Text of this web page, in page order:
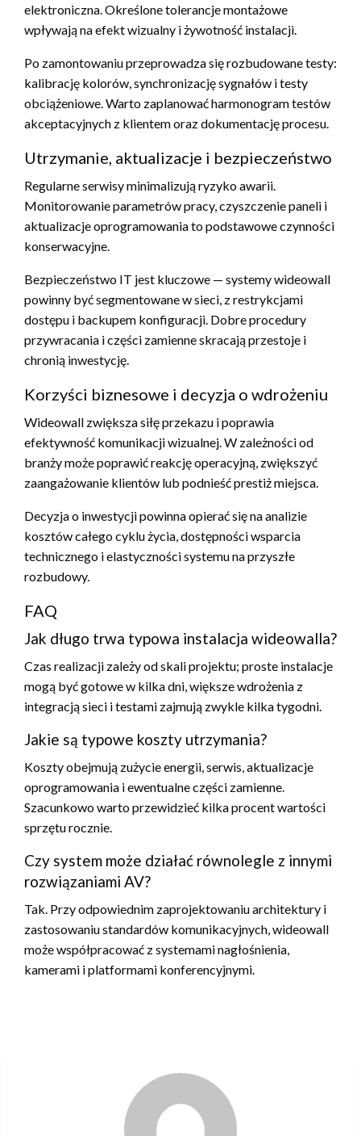
elektroniczna. Określone tolerancje montażowe
wpływają na efekt wizualny i żywotność instalacji.
Po zamontowaniu przeprowadza się rozbudowane testy:
kalibrację kolorów, synchronizację sygnałów i testy
obciążeniowe. Warto zaplanować harmonogram testów
akceptacyjnych z klientem oraz dokumentację procesu.
Utrzymanie, aktualizacje i bezpieczeństwo
Regularne serwisy minimalizują ryzyko awarii.
Monitorowanie parametrów pracy, czyszczenie paneli i
aktualizacje oprogramowania to podstawowe czynności
konserwacyjne.
Bezpieczeństwo IT jest kluczowe — systemy wideowall
powinny być segmentowane w sieci, z restrykcjami
dostępu i backupem konfiguracji. Dobre procedury
przywracania i części zamienne skracają przestoje i
chronią inwestycję.
Korzyści biznesowe i decyzja o wdrożeniu
Wideowall zwiększa siłę przekazu i poprawia
efektywność komunikacji wizualnej. W zależności od
branży może poprawić reakcję operacyjną, zwiększyć
zaangażowanie klientów lub podnieść prestiż miejsca.
Decyzja o inwestycji powinna opierać się na analizie
kosztów całego cyklu życia, dostępności wsparcia
technicznego i elastyczności systemu na przyszłe
rozbudowy.
FAQ
Jak długo trwa typowa instalacja wideowalla?
Czas realizacji zależy od skali projektu; proste instalacje
mogą być gotowe w kilka dni, większe wdrożenia z
integracją sieci i testami zajmują zwykle kilka tygodni.
Jakie są typowe koszty utrzymania?
Koszty obejmują zużycie energii, serwis, aktualizacje
oprogramowania i ewentualne części zamienne.
Szacunkowo warto przewidzieć kilka procent wartości
sprzętu rocznie.
Czy system może działać równolegle z innymi
rozwiązaniami AV?
Tak. Przy odpowiednim zaprojektowaniu architektury i
zastosowaniu standardów komunikacyjnych, wideowall
może współpracować z systemami nagłośnienia,
kamerami i platformami konferencyjnymi.